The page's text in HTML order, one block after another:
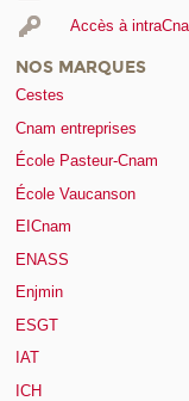
Accès à
NOS MARQUES
Cestes
Cnam entreprises
École Pasteur-Cnam
École Vaucanson
EICnam
ENASS
Enjmin
ESGT
IAT
ICH